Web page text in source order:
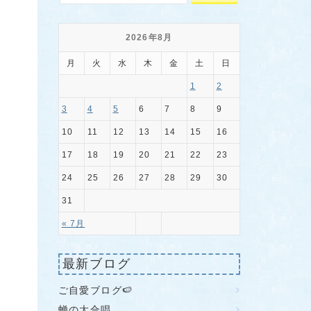
2026年8月
月 火 水 木 金 土 日
« 7月
1 2
3 4 5 6 7 8 9
10 11 12 13 14 15 16
17 18 19 20 21 22 23
24 25 26 27 28 29 30
31
最新ブログ
ご自愛ブログ🍉